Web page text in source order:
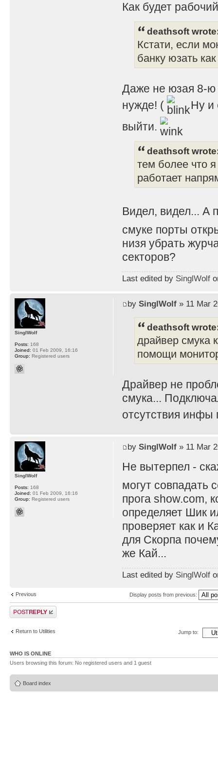
Как будет
deathsoft
Кстати, если
банку юзать
Даже не юзая 8-ю
нужде! (
Ну и
выйти.
deathsoft
тем более что
работает
Видел, видел... А
смуке порты
низя убрать
секторов?
Last edited by SinglWolf
by SinglWolf» 11 Mar
deathsoft
драйвер смука
помощи
Драйвер не
смука...
отсутствия инфы
SinglWolf
Posts: 168
Joined: 01 Feb 2009, 16:16
Group: Registered users
by SinglWolf» 11 Mar
Не вытерпел -
могут совпадать
прога show.com,
определяет Шик
проверяет как и
для Скорпа
же Кай...
Last edited by SinglWolf
SinglWolf
Posts: 168
Joined: 01 Feb 2009, 16:16
Group: Registered users
Previous Display posts from previous:
Post a reply
Return to Utilities Jump to:
WHO IS ONLINE
Users browsing this forum: No registered users and 1 guest
Board index